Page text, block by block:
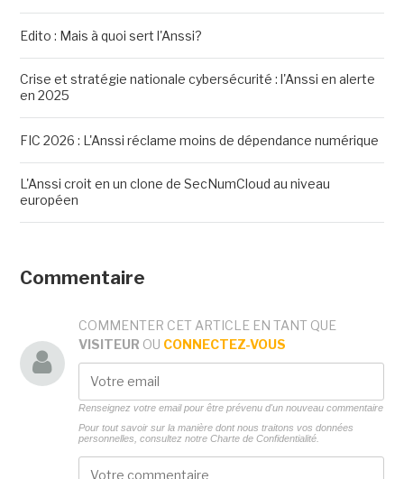
Edito : Mais à quoi sert l'Anssi?
Crise et stratégie nationale cybersécurité : l'Anssi en alerte
en 2025
FIC 2026 : L'Anssi réclame moins de dépendance numérique
L'Anssi croit en un clone de SecNumCloud au niveau
européen
Commentaire
COMMENTER CET ARTICLE EN TANT QUE
VISITEUR OU CONNECTEZ-VOUS
Renseignez votre email pour être prévenu d'un nouveau commentaire
Pour tout savoir sur la manière dont nous traitons vos données
personnelles, consultez notre Charte de Confidentialité.